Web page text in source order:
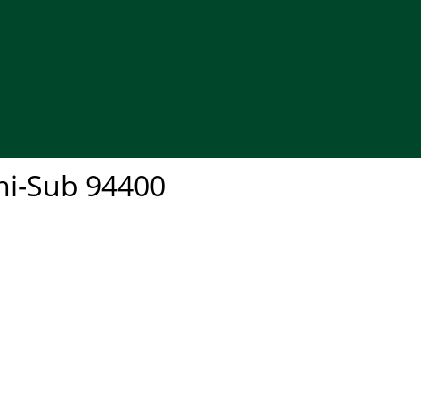
Sub 94400